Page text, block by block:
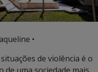
•
de violência é o
uma sociedade mais